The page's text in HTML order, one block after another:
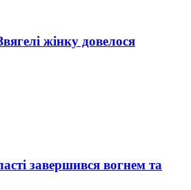
жінку довелося
завершився вогнем та